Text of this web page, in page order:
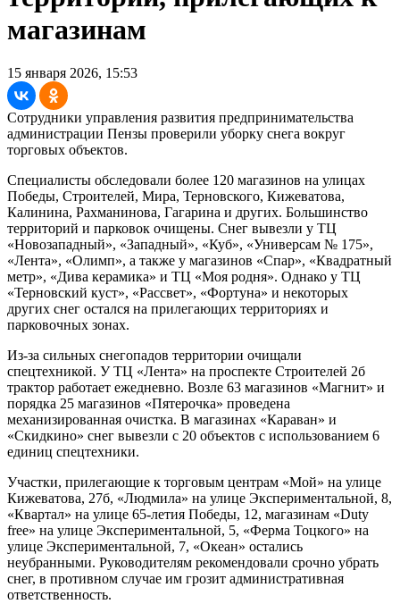
магазинам
15 января 2026, 15:53
Сотрудники управления развития предпринимательства
администрации Пензы проверили уборку снега вокруг
торговых объектов.
Специалисты обследовали более 120 магазинов на улицах
Победы, Строителей, Мира, Терновского, Кижеватова,
Калинина, Рахманинова, Гагарина и других. Большинство
территорий и парковок очищены. Снег вывезли у ТЦ
«Новозападный», «Западный», «Куб», «Универсам № 175»,
«Лента», «Олимп», а также у магазинов «Спар», «Квадратный
метр», «Дива керамика» и ТЦ «Моя родня». Однако у ТЦ
«Терновский куст», «Рассвет», «Фортуна» и некоторых
других снег остался на прилегающих территориях и
парковочных зонах.
Из-за сильных снегопадов территории очищали
спецтехникой. У ТЦ «Лента» на проспекте Строителей 2б
трактор работает ежедневно. Возле 63 магазинов «Магнит» и
порядка 25 магазинов «Пятерочка» проведена
механизированная очистка. В магазинах «Караван» и
«Скидкино» снег вывезли с 20 объектов с использованием 6
единиц спецтехники.
Участки, прилегающие к торговым центрам «Мой» на улице
Кижеватова, 27б, «Людмила» на улице Экспериментальной, 8,
«Квартал» на улице 65-летия Победы, 12, магазинам «Duty
free» на улице Экспериментальной, 5, «Ферма Тоцкого» на
улице Экспериментальной, 7, «Океан» остались
неубранными. Руководителям рекомендовали срочно убрать
снег, в противном случае им грозит административная
ответственность.